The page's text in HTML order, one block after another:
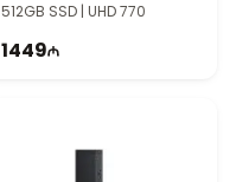
512GB SSD | UHD 770
1449